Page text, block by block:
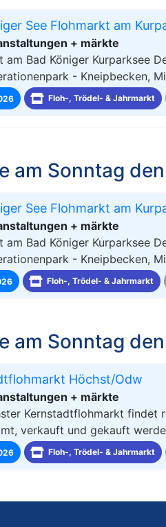
See Flohmarkt am
+ märkte
am Bad Königer Kurparksee
- Kneipbecken,
Floh-, Trödel- & Jahrmarkt
am Sonntag den
See Flohmarkt am
+ märkte
am Bad Königer Kurparksee
- Kneipbecken,
Floh-, Trödel- & Jahrmarkt
am Sonntag
Höchst/Odw
+ märkte
Kernstadtflohmarkt findet
verkauft und gekauft
Floh-, Trödel- & Jahrmarkt